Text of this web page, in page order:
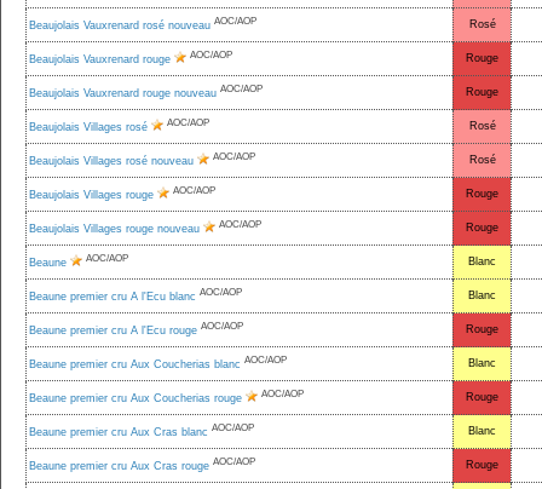
Beaujolais Vauxrenard rosé nouveau AOC/AOP Rosé
Beaujolais Vauxrenard rouge AOC/AOP Rouge
Beaujolais Vauxrenard rouge nouveau AOC/AOP Rouge
Beaujolais Villages rosé AOC/AOP Rosé
Beaujolais Villages rosé nouveau AOC/AOP Rosé
Beaujolais Villages rouge AOC/AOP Rouge
Beaujolais Villages rouge nouveau AOC/AOP Rouge
Beaune AOC/AOP Blanc
Beaune premier cru A l'Ecu blanc AOC/AOP Blanc
Beaune premier cru A l'Ecu rouge AOC/AOP Rouge
Beaune premier cru Aux Coucherias blanc AOC/AOP Blanc
Beaune premier cru Aux Coucherias rouge AOC/AOP Rouge
Beaune premier cru Aux Cras blanc AOC/AOP Blanc
Beaune premier cru Aux Cras rouge AOC/AOP Rouge